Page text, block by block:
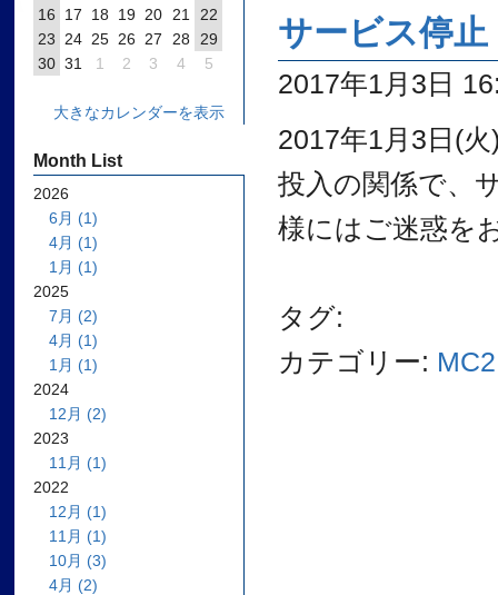
サービス停止
2017年1月3日
2017年1月3日(
投入の関係で、
様にはご迷惑を
タグ:
カテゴリー: MC2
16
17 18 19 20 21
22
23
24 25 26 27 28
29
30 31 1 2 3 4 5
大きなカレンダーを表示
Month List
2026
6月 (1)
4月 (1)
1月 (1)
2025
7月 (2)
4月 (1)
1月 (1)
2024
12月 (2)
2023
11月 (1)
2022
12月 (1)
11月 (1)
10月 (3)
4月 (2)